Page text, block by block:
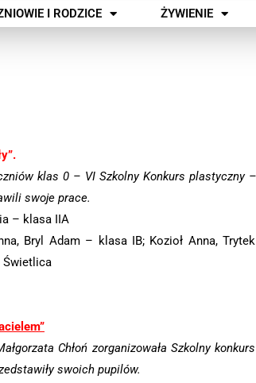
I RODZICE ŻYWIENIE
klas 0 – VI Szkolny Konkurs plastyczny –
swoje prace.
– klasa IIA
Bryl Adam – klasa IB; Kozioł Anna, Trytek
Świetlica
Chłoń zorganizowała Szkolny
swoich pupilów.